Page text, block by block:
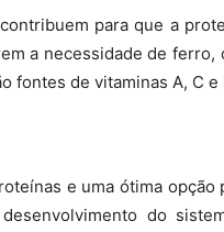
para que a
a necessidade de
fontes de vitaminas A, C e
e uma ótima
do